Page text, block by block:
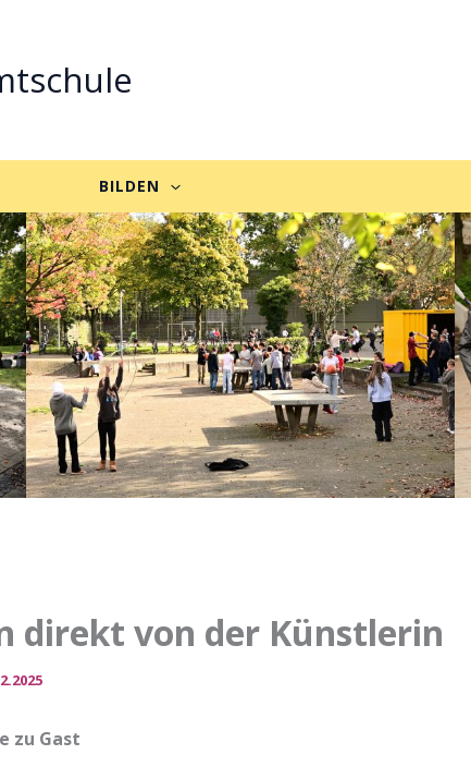
BILDEN
direkt von der Künstlerin
zu Gast